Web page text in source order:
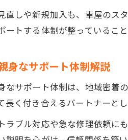
直しや新規加入も、車屋のス
ートする体制が整っているこ
身なサポート体制解説
なサポート体制は、地域密着
く付き合えるパートナーとし
ラブル対応や急な修理依頼に